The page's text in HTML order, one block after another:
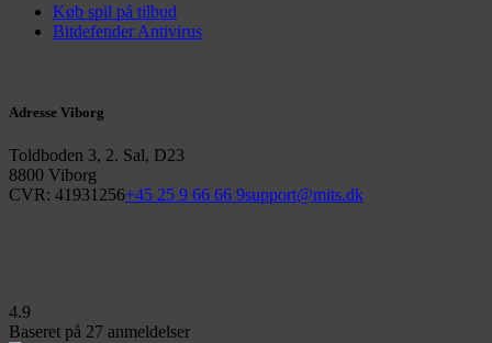
Køb spil på tilbud
Bitdefender Antivirus
Adresse Viborg
Toldboden 3, 2. Sal, D23
8800 Viborg
CVR: 41931256+45 25 9 66 66 9support@mits.dk
4.9
Baseret på 27 anmeldelser